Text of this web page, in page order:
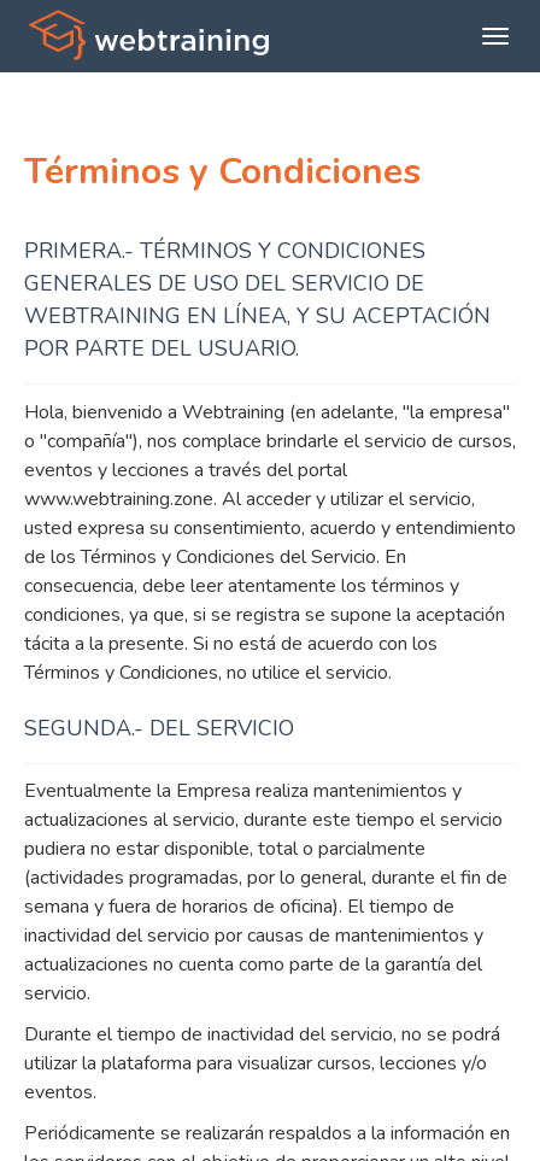
Términos y Condiciones
PRIMERA.- TÉRMINOS Y CONDICIONES
GENERALES DE USO DEL SERVICIO DE
WEBTRAINING EN LÍNEA, Y SU ACEPTACIÓN
POR PARTE DEL USUARIO.
Hola, bienvenido a Webtraining (en adelante, "la empresa"
o "compañía"), nos complace brindarle el servicio de cursos,
eventos y lecciones a través del portal
www.webtraining.zone. Al acceder y utilizar el servicio,
usted expresa su consentimiento, acuerdo y entendimiento
de los Términos y Condiciones del Servicio. En
consecuencia, debe leer atentamente los términos y
condiciones, ya que, si se registra se supone la aceptación
tácita a la presente. Si no está de acuerdo con los
Términos y Condiciones, no utilice el servicio.
SEGUNDA.- DEL SERVICIO
Eventualmente la Empresa realiza mantenimientos y
actualizaciones al servicio, durante este tiempo el servicio
pudiera no estar disponible, total o parcialmente
(actividades programadas, por lo general, durante el fin de
semana y fuera de horarios de oficina). El tiempo de
inactividad del servicio por causas de mantenimientos y
actualizaciones no cuenta como parte de la garantía del
servicio.
Durante el tiempo de inactividad del servicio, no se podrá
utilizar la plataforma para visualizar cursos, lecciones y/o
eventos.
Periódicamente se realizarán respaldos a la información en